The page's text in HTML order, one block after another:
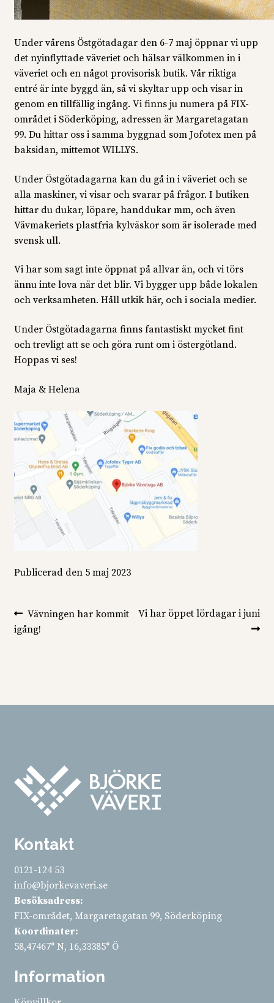
Under vårens Östgötadagar den 6-7 maj öppnar vi upp
det nyinflyttade väveriet och hälsar välkommen in i
väveriet och en något provisorisk butik. Vår riktiga
entré är inte byggd än, så vi skyltar upp och visar in
genom en tillfällig ingång. Vi finns ju numera på FIX-
området i Söderköping, adressen är Margaretagatan
99. Du hittar oss i samma byggnad som Jofotex men på
baksidan, mittemot WILLYS.
Under Östgötadagarna kan du gå in i väveriet och se
alla maskiner, vi visar och svarar på frågor. I butiken
hittar du dukar, löpare, handdukar mm, och även
Vävmakeriets plastfria kylväskor som är isolerade med
svensk ull.
Vi har som sagt inte öppnat på allvar än, och vi törs
ännu inte lova när det blir. Vi bygger upp både lokalen
och verksamheten. Håll utkik här, och i sociala medier.
Under Östgötadagarna finns fantastiskt mycket fint
och trevligt att se och göra runt om i östergötland.
Hoppas vi ses!
Maja & Helena
Publicerad den 5 maj 2023
Inläggsnavigering
Föregående
inlägg:
Vävningen har kommit
igång!
Nästa
Vi har öppet lördagar i juni
Kontakt
0121-124 53
info@bjorkevaveri.se
Besöksadress:
FIX-området, Margaretagatan 99, Söderköping
Koordinater:
58,47467° N, 16,33385° Ö
Information